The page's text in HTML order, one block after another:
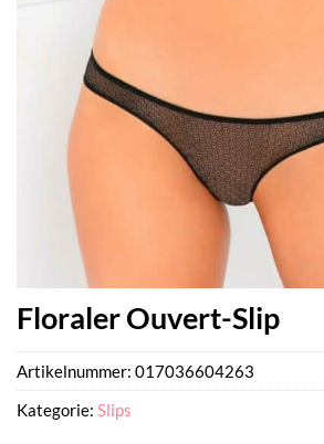
Floraler Ouvert-Slip
Artikelnummer: 017036604263
Kategorie: Slips